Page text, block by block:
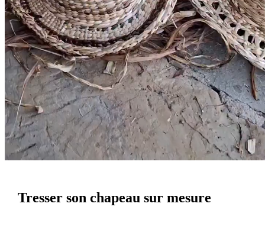
Tresser son chapeau sur mesure